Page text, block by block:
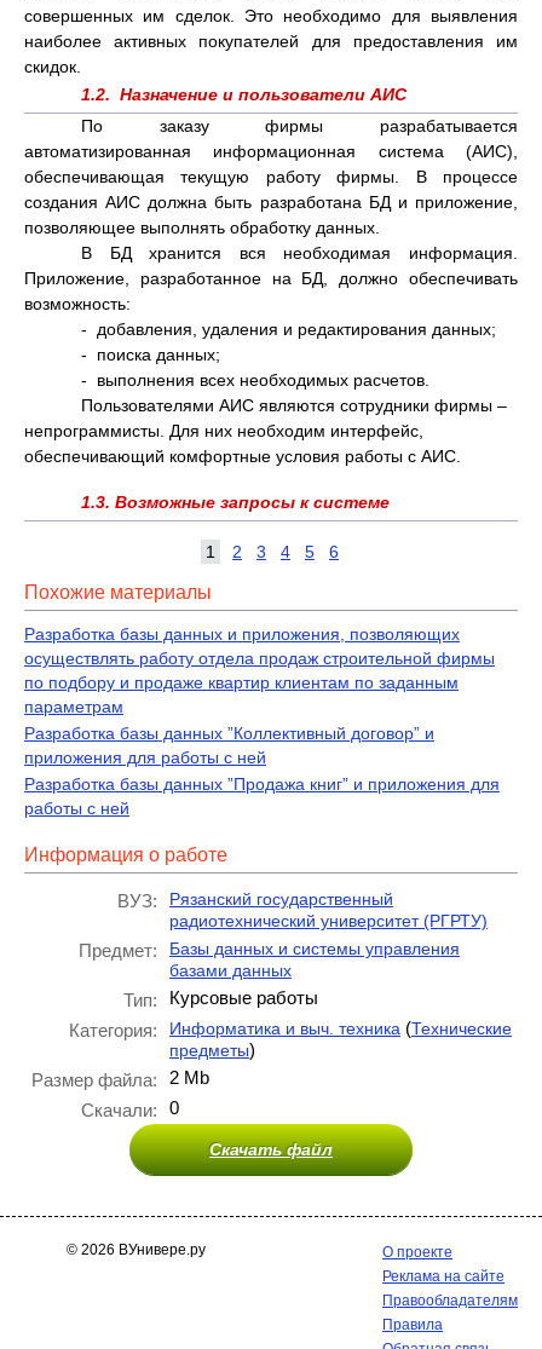
совершенных им сделок. Это необходимо для выявления
наиболее активных покупателей для предоставления им
скидок.
1.2. Назначение и пользователи АИС
По заказу фирмы разрабатывается
автоматизированная информационная система (АИС),
обеспечивающая текущую работу фирмы. В процессе
создания АИС должна быть разработана БД и приложение,
позволяющее выполнять обработку данных.
В БД хранится вся необходимая информация.
Приложение, разработанное на БД, должно обеспечивать
возможность:
- добавления, удаления и редактирования данных;
- поиска данных;
- выполнения всех необходимых расчетов.
Пользователями АИС являются сотрудники фирмы –
непрограммисты. Для них необходим интерфейс,
обеспечивающий комфортные условия работы с АИС.
1.3. Возможные запросы к системе
1 2 3 4 5 6
Похожие материалы
Разработка базы данных и приложения, позволяющих
осуществлять работу отдела продаж строительной фирмы
по подбору и продаже квартир клиентам по заданным
параметрам
Разработка базы данных ”Коллективный договор” и
приложения для работы с ней
Разработка базы данных ”Продажа книг” и приложения для
работы с ней
Информация о работе
ВУЗ:
Рязанский государственный
радиотехнический университет (РГРТУ)
Предмет:
Базы данных и системы управления
базами данных
Тип:
Курсовые работы
Категория:
Информатика и выч. техника (Технические
предметы)
Размер файла:
2 Mb
Скачали:
0
Скачать файл
© 2026 ВУнивере.ру
О проекте
Реклама на сайте
Правообладателям
Правила